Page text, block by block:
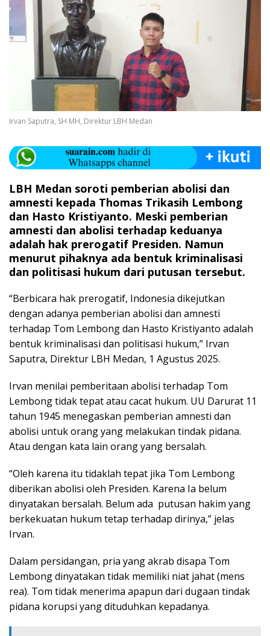
Irvan Saputra, SH MH, Direktur LBH Medan
LBH Medan soroti pemberian abolisi dan
amnesti kepada Thomas Trikasih Lembong
dan Hasto Kristiyanto. Meski pemberian
amnesti dan abolisi terhadap keduanya
adalah hak prerogatif Presiden. Namun
menurut pihaknya ada bentuk kriminalisasi
dan politisasi hukum dari putusan tersebut.
“Berbicara hak prerogatif, Indonesia dikejutkan
dengan adanya pemberian abolisi dan amnesti
terhadap Tom Lembong dan Hasto Kristiyanto adalah
bentuk kriminalisasi dan politisasi hukum,” Irvan
Saputra, Direktur LBH Medan, 1 Agustus 2025.
Irvan menilai pemberitaan abolisi terhadap Tom
Lembong tidak tepat atau cacat hukum. UU Darurat 11
tahun 1945 menegaskan pemberian amnesti dan
abolisi untuk orang yang melakukan tindak pidana.
Atau dengan kata lain orang yang bersalah.
“Oleh karena itu tidaklah tepat jika Tom Lembong
diberikan abolisi oleh Presiden. Karena Ia belum
dinyatakan bersalah. Belum ada putusan hakim yang
berkekuatan hukum tetap terhadap dirinya,” jelas
Irvan.
Dalam persidangan, pria yang akrab disapa Tom
Lembong dinyatakan tidak memiliki niat jahat (mens
rea). Tom tidak menerima apapun dari dugaan tindak
pidana korupsi yang dituduhkan kepadanya.